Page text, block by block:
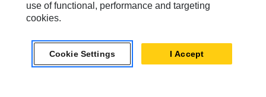
Nous Contacter
Plan Du Site
use of functional, performance and targeting
cookies.
Cookie Settings I Accept